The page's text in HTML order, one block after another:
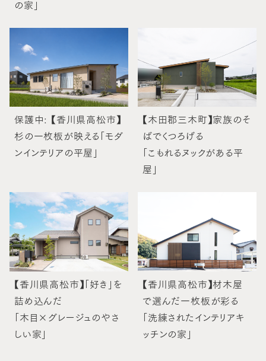
の家」
保護中: 【香川県高松市】
杉の一枚板が映える「モダ
ンインテリアの平屋」
【木田郡三木町】家族のそ
ばでくつろげる
「こもれるヌックがある平
屋」
【香川県高松市】「好き」を
詰め込んだ
「木目×グレージュのやさ
しい家」
【香川県高松市】材木屋
で選んだ一枚板が彩る
「洗練されたインテリアキ
ッチンの家」